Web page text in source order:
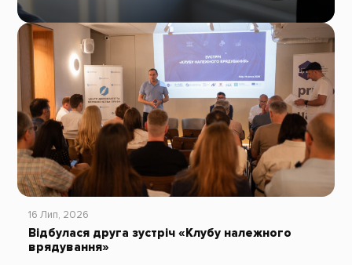
16 Лип, 2026
Відбулася друга зустріч «Клубу належного
врядування»